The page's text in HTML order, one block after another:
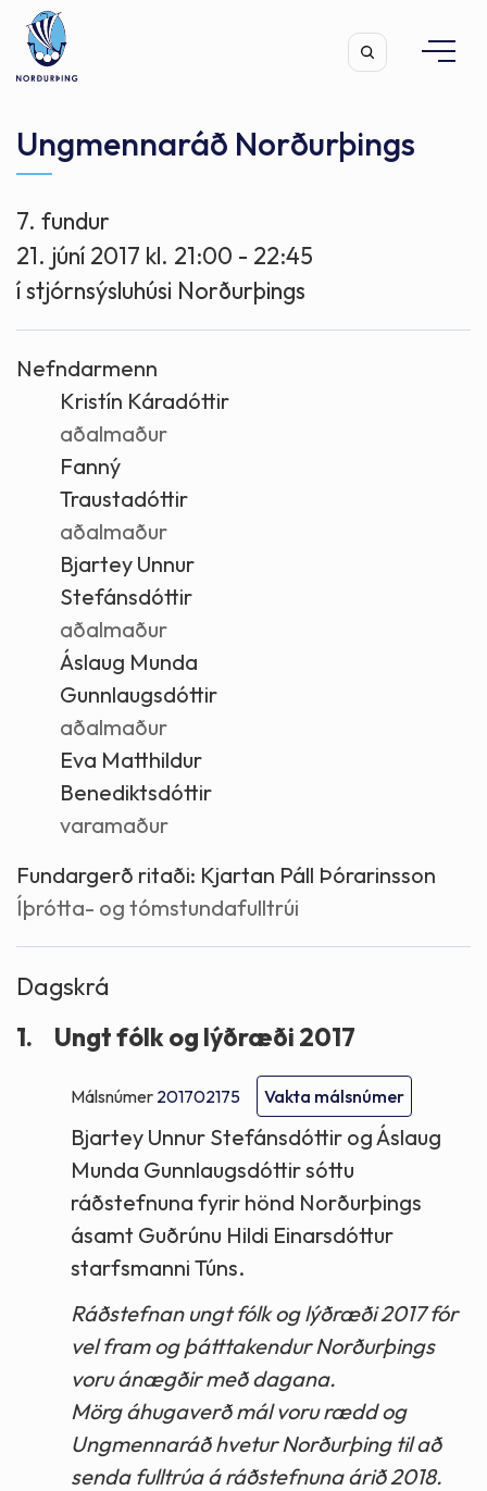
Leita
Ungmennaráð Norðurþings
7. fundur
21. júní 2017 kl. 21:00 - 22:45
í stjórnsýsluhúsi Norðurþings
Nefndarmenn
Kristín Káradóttir
aðalmaður
Fanný
Traustadóttir
aðalmaður
Bjartey Unnur
Stefánsdóttir
aðalmaður
Áslaug Munda
Gunnlaugsdóttir
aðalmaður
Eva Matthildur
Benediktsdóttir
varamaður
Fundargerð ritaði: Kjartan Páll Þórarinsson
Íþrótta- og tómstundafulltrúi
Dagskrá
1. Ungt fólk og lýðræði 2017
Málsnúmer 201702175 Vakta málsnúmer
Bjartey Unnur Stefánsdóttir og Áslaug
Munda Gunnlaugsdóttir sóttu
ráðstefnuna fyrir hönd Norðurþings
ásamt Guðrúnu Hildi Einarsdóttur
starfsmanni Túns.
Ráðstefnan ungt fólk og lýðræði 2017 fór
vel fram og þátttakendur Norðurþings
voru ánægðir með dagana.
Mörg áhugaverð mál voru rædd og
Ungmennaráð hvetur Norðurþing til að
senda fulltrúa á ráðstefnuna árið 2018.